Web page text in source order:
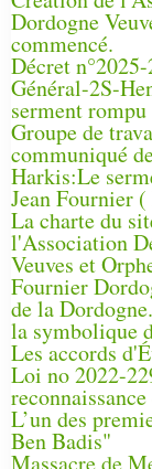
Dordogne
commencé.
Décret
Général-2S-
serment rompu
Groupe de
communiqué
Harkis:Le
Jean Fournier
La charte du
l'Association
Veuves et
Fournier
de la Dordogne.
la symbolique
Les accords
Loi no 2022-
L’un des
Ben Badis"